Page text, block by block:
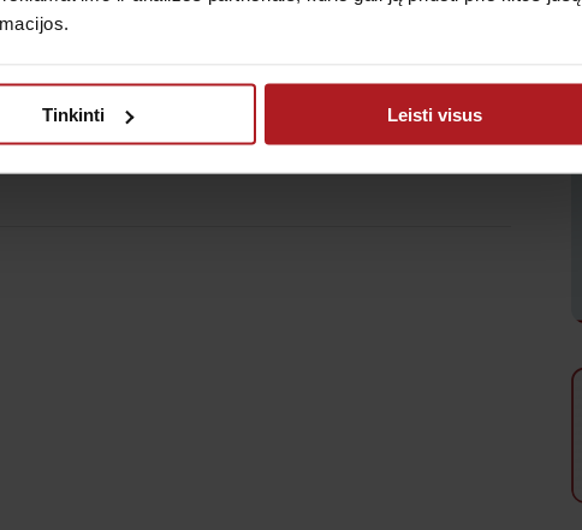
Tinkinti Leisti visus
19) aptarnavimo linija: +370 700 77 833.